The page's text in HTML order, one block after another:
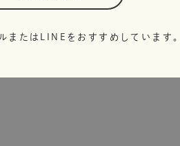
またはLINEをおすすめしています。